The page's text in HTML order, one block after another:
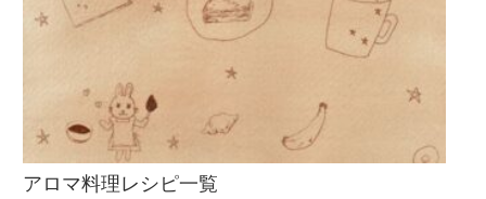
アロマ料理レシピ一覧